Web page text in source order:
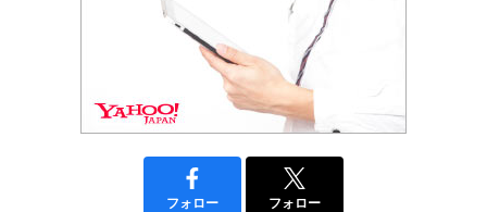
フォロー フォロー